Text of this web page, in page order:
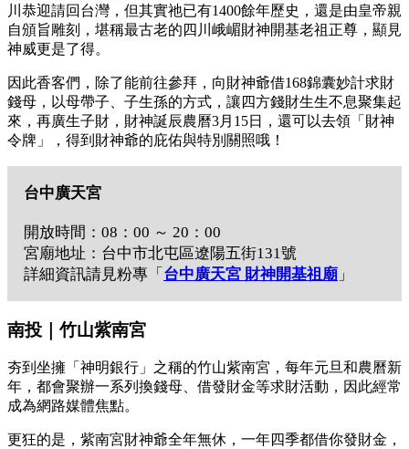
川恭迎請回台灣，但其實祂已有1400餘年歷史，還是由皇帝親
自頒旨雕刻，堪稱最古老的四川峨嵋財神開基老祖正尊，顯見
神威更是了得。
因此香客們，除了能前往參拜，向財神爺借168錦囊妙計求財
錢母，以母帶子、子生孫的方式，讓四方錢財生生不息聚集起
來，再廣生子財，財神誕辰農曆3月15日，還可以去領「財神
令牌」，得到財神爺的庇佑與特別關照哦！
台中廣天宮
開放時間：08：00 ～ 20：00
宮廟地址：台中市北屯區遼陽五街131號
詳細資訊請見粉專「 台中廣天宮 財神開基祖廟 」
南投｜竹山紫南宮
夯到坐擁「神明銀行」之稱的竹山紫南宮，每年元旦和農曆新
年，都會聚辦一系列換錢母、借發財金等求財活動，因此經常
成為網路媒體焦點。
更狂的是，紫南宮財神爺全年無休，一年四季都借你發財金，